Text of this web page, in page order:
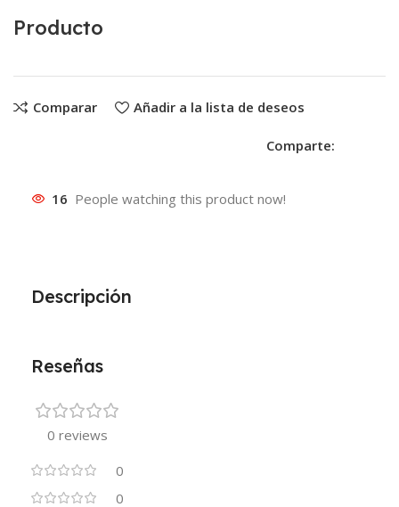
Producto
Comparar Añadir a la lista de deseos
Comparte:
16 People watching this product now!
Descripción
Reseñas
0 reviews
0
0